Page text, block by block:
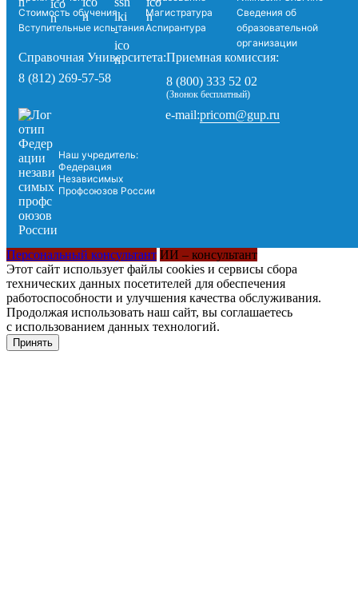
Стоимость обучения
Вступительные испытания
Магистратура
Аспирантура
Сведения об
образовательной
организации
Справочная Университета:
8 (812) 269-57-58
Приемная комиссия:
8 (800) 333 52 02
(Звонок бесплатный)
Наш учредитель:
Федерация
Независимых
Профсоюзов России
e-mail:pricom@gup.ru
Персональный консультант ИИ – консультант
Этот сайт использует файлы cookies и сервисы сбора
технических данных посетителей для обеспечения
работоспособности и улучшения качества обслуживания.
Продолжая использовать наш сайт, вы соглашаетесь
с использованием данных технологий.
Принять